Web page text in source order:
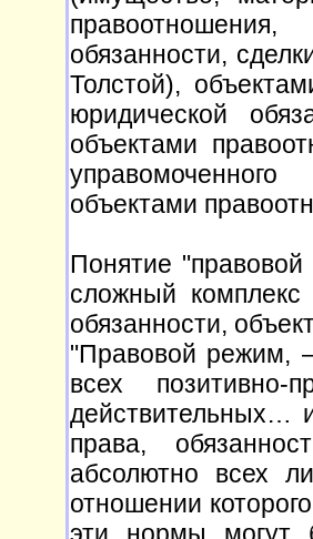
обязанности,
Толстой),
юридической
объектами
объектами
Понятие
сложный
обязанности,
"Правовой режим,
всех позитивно-
действительных…
права,
абсолютно всех
отношении